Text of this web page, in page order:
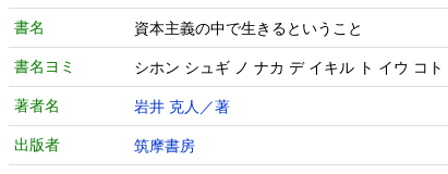
書名 資本主義の中で生きるということ
書名ヨミ シホン シュギ ノ ナカ デ イキル ト イウ コト
著者名 岩井 克人／著
出版者 筑摩書房